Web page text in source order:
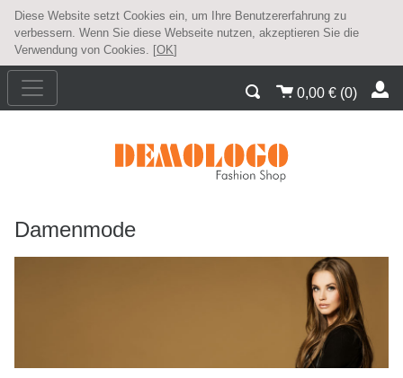
Diese Website setzt Cookies ein, um Ihre Benutzererfahrung zu
verbessern. Wenn Sie diese Webseite nutzen, akzeptieren Sie die
Verwendung von Cookies. [OK]
0,00 € (0)
Damenmode